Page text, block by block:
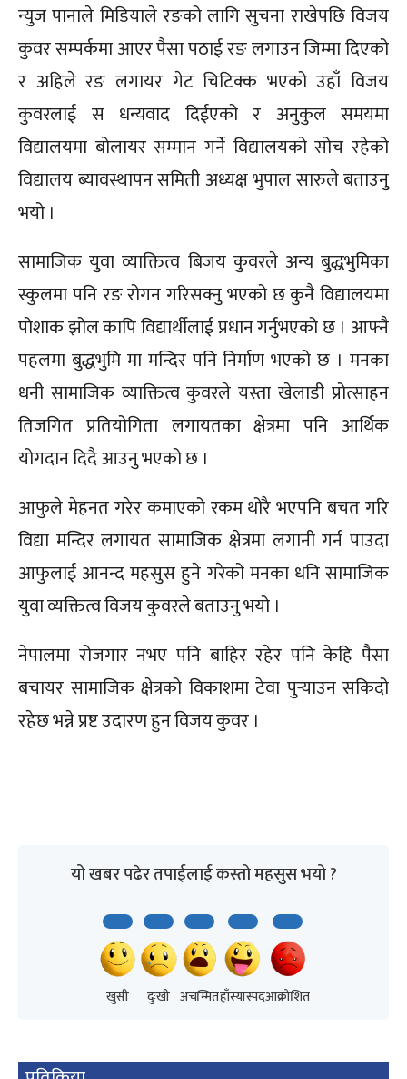
न्युज पानाले मिडियाले रङको लागि सुचना राखेपछि विजय
कुवर सम्पर्कमा आएर पैसा पठाई रङ लगाउन जिम्मा दिएको
र अहिले रङ लगायर गेट चिटिक्क भएको उहाँ विजय
कुवरलाई स धन्यवाद दिईएको र अनुकुल समयमा
विद्यालयमा बोलायर सम्मान गर्ने विद्यालयको सोच रहेको
विद्यालय ब्यावस्थापन समिती अध्यक्ष भुपाल सारुले बताउनु
भयो ।
सामाजिक युवा व्याक्तित्व बिजय कुवरले अन्य बुद्धभुमिका
स्कुलमा पनि रङ रोगन गरिसक्नु भएको छ कुनै विद्यालयमा
पोशाक झोल कापि विद्यार्थीलाई प्रधान गर्नुभएको छ । आफ्नै
पहलमा बुद्धभुमि मा मन्दिर पनि निर्माण भएको छ । मनका
धनी सामाजिक व्याक्तित्व कुवरले यस्ता खेलाडी प्रोत्साहन
तिजगित प्रतियोगिता लगायतका क्षेत्रमा पनि आर्थिक
योगदान दिदै आउनु भएको छ ।
आफुले मेहनत गरेर कमाएको रकम थोरै भएपनि बचत गरि
विद्या मन्दिर लगायत सामाजिक क्षेत्रमा लगानी गर्न पाउदा
आफुलाई आनन्द महसुस हुने गरेको मनका धनि सामाजिक
युवा व्यक्तित्व विजय कुवरले बताउनु भयो ।
नेपालमा रोजगार नभए पनि बाहिर रहेर पनि केहि पैसा
बचायर सामाजिक क्षेत्रको विकाशमा टेवा पुऱ्याउन सकिदो
रहेछ भन्ने प्रष्ट उदारण हुन विजय कुवर ।
यो खबर पढेर तपाईलाई कस्तो महसुस भयो ?
खुसी दुःखी अचम्मितहाँस्यास्पदआक्रोशित